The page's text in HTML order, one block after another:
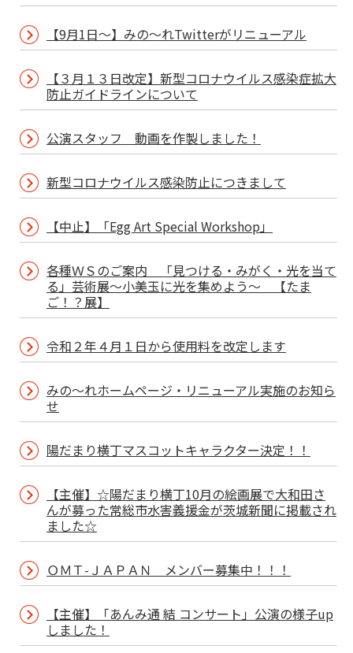
【9月1日～】みの～れTwitterがリニューアル
【３月１３日改定】新型コロナウイルス感染症拡大
防止ガイドラインについて
公演スタッフ 動画を作製しました！
新型コロナウイルス感染防止につきまして
【中止】「Egg Art Special Workshop」
各種ＷＳのご案内 「見つける・みがく・光を当て
る」芸術展～小美玉に光を集めよう～ 【たま
ご！？展】
令和２年４月１日から使用料を改定します
みの～れホームページ・リニューアル実施のお知ら
せ
陽だまり横丁マスコットキャラクター決定！！
【主催】☆陽だまり横丁10月の絵画展で大和田さ
んが募った常総市水害義援金が茨城新聞に掲載され
ました☆
ＯＭＴ-ＪＡＰＡＮ メンバー募集中！！！
【主催】「あんみ通 結 コンサート」公演の様子up
しました！